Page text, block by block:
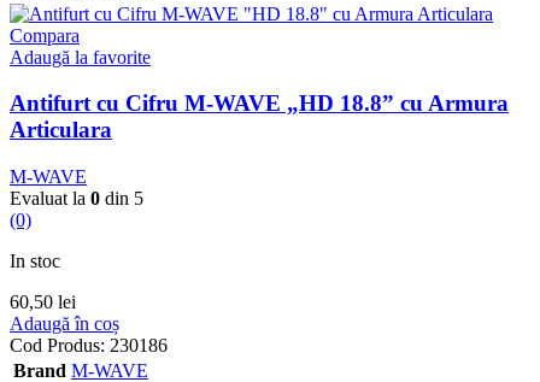
Compara
Adaugă la favorite
Antifurt cu Cifru M-WAVE „HD 18.8” cu Armura
Articulara
M-WAVE
Evaluat la 0 din 5
(0)
In stoc
60,50 lei
Adaugă în coș
Cod Produs: 230186
Brand M-WAVE